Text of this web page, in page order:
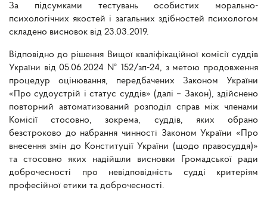
За підсумками тестувань особистих морально-
психологічних якостей і загальних здібностей психологом
складено висновок від 23.03.2019.
Відповідно до рішення Вищої кваліфікаційної комісії суддів
України від 05.06.2024 № 152/зп-24, з метою продовження
процедур оцінювання, передбачених Законом України
«Про судоустрій і статус суддів» (далі – Закон), здійснено
повторний автоматизований розподіл справ між членами
Комісії стосовно, зокрема, суддів, яких обрано
безстроково до набрання чинності Законом України «Про
внесення змін до Конституції України (щодо правосуддя)»
та стосовно яких надійшли висновки Громадської ради
доброчесності про невідповідність судді критеріям
професійної етики та доброчесності.